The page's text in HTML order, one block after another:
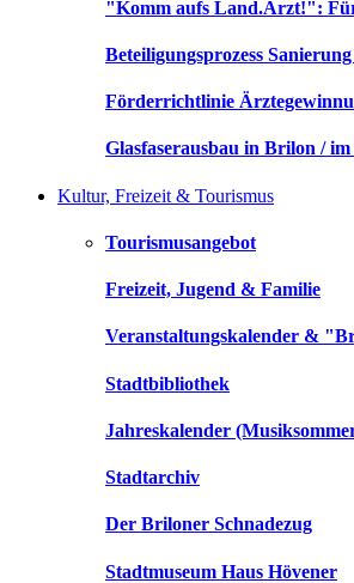
"Komm aufs Land.Arzt!":
Beteiligungsprozess
Förderrichtlinie
Glasfaserausbau in Brilon /
Kultur, Freizeit & Tourismus
Tourismusangebot
Freizeit, Jugend & Familie
Veranstaltungskalender &
Stadtbibliothek
Jahreskalender
Stadtarchiv
Der Briloner Schnadezug
Stadtmuseum Haus Hövener